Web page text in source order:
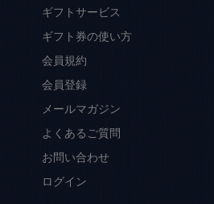
ギフトサービス
ギフト券の使い方
会員規約
会員登録
メールマガジン
よくあるご質問
お問い合わせ
ログイン